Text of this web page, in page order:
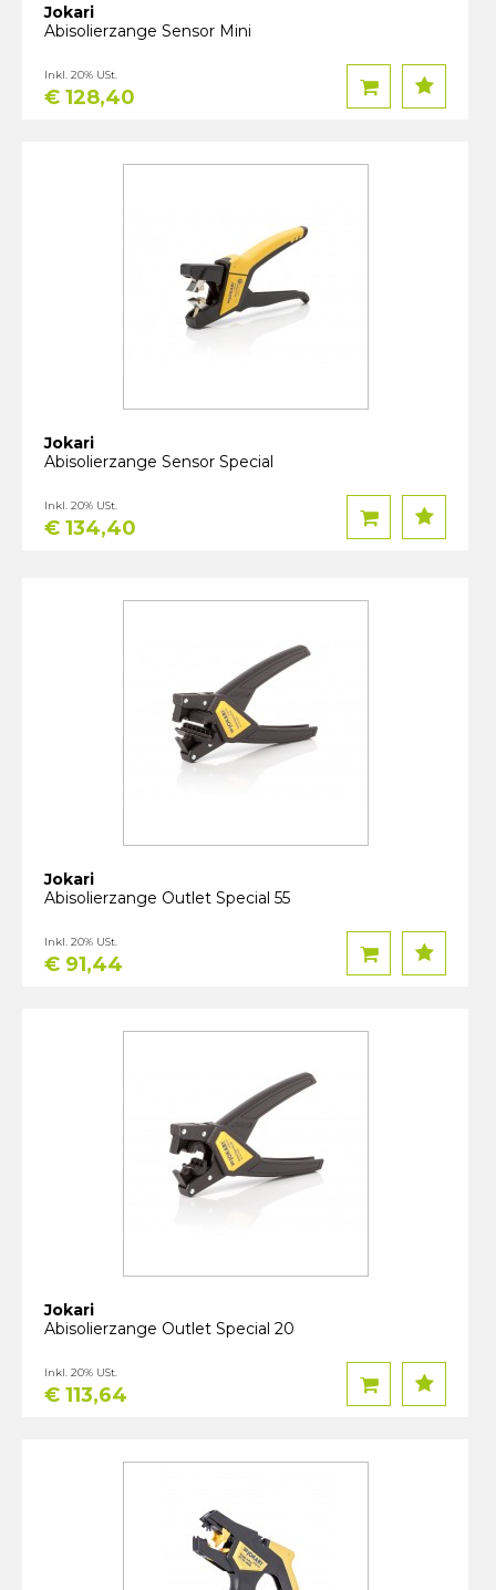
Jokari
Abisolierzange Sensor Mini
€ 128,40
Inkl. 20% USt.
Jokari
Abisolierzange Sensor Special
€ 134,40
Inkl. 20% USt.
Jokari
Abisolierzange Outlet Special 55
€ 91,44
Inkl. 20% USt.
Jokari
Abisolierzange Outlet Special 20
€ 113,64
Inkl. 20% USt.